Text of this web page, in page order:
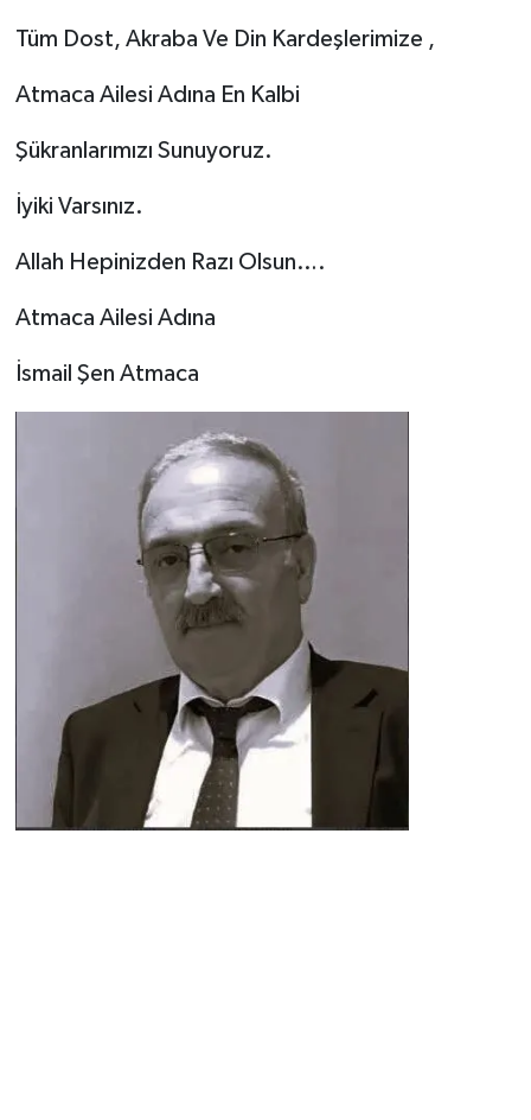
Tüm Dost, Akraba Ve Din Kardeşlerimize ,
Atmaca Ailesi Adına En Kalbi
Şükranlarımızı Sunuyoruz.
İyiki Varsınız.
Allah Hepinizden Razı Olsun….
Atmaca Ailesi Adına
İsmail Şen Atmaca